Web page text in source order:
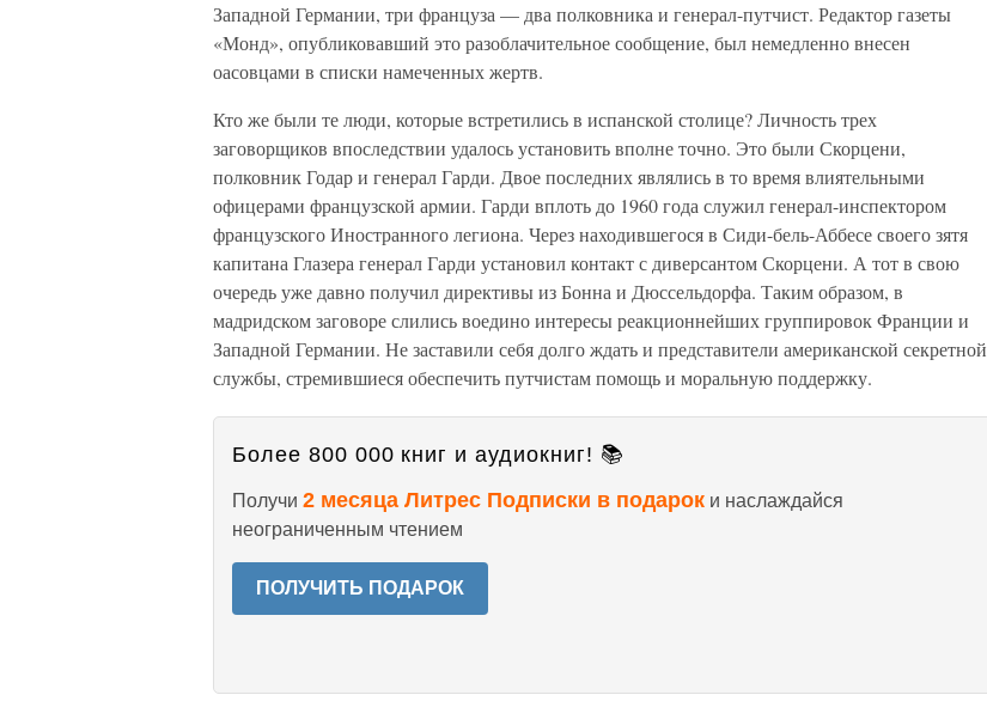
Западной Германии, три француза — два полковника и генерал-путчист. Редактор газеты
«Монд», опубликовавший это разоблачительное сообщение, был немедленно внесен
оасовцами в списки намеченных жертв.
Кто же были те люди, которые встретились в испанской столице? Личность трех
заговорщиков впоследствии удалось установить вполне точно. Это были Скорцени,
полковник Годар и генерал Гарди. Двое последних являлись в то время влиятельными
офицерами французской армии. Гарди вплоть до 1960 года служил генерал-инспектором
французского Иностранного легиона. Через находившегося в Сиди-бель-Аббесе своего зятя
капитана Глазера генерал Гарди установил контакт с диверсантом Скорцени. А тот в свою
очередь уже давно получил директивы из Бонна и Дюссельдорфа. Таким образом, в
мадридском заговоре слились воедино интересы реакционнейших группировок Франции и
Западной Германии. Не заставили себя долго ждать и представители американской секретной
службы, стремившиеся обеспечить путчистам помощь и моральную поддержку.
Более 800 000 книг и аудиокниг! 📚
Получи 2 месяца Литрес Подписки в подарок и наслаждайся
неограниченным чтением
ПОЛУЧИТЬ ПОДАРОК